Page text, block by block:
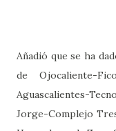
Añadió que se ha
de Ojocaliente-
Aguascalientes-
Jorge-Complejo